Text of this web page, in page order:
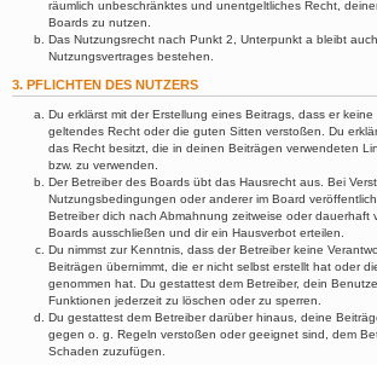
räumlich unbeschränktes und unentgeltliches Recht,
Boards zu nutzen.
Das Nutzungsrecht nach Punkt 2, Unterpunkt a bleibt
Nutzungsvertrages bestehen.
3. PFLICHTEN DES NUTZERS
Du erklärst mit der Erstellung eines Beitrags, dass er
geltendes Recht oder die guten Sitten verstoßen. Du
das Recht besitzt, die in deinen Beiträgen verwendeten
bzw. zu verwenden.
Der Betreiber des Boards übt das Hausrecht aus. Bei
Nutzungsbedingungen oder anderer im Board
Betreiber dich nach Abmahnung zeitweise oder dauerhaft
Boards ausschließen und dir ein Hausverbot erteilen.
Du nimmst zur Kenntnis, dass der Betreiber keine
Beiträgen übernimmt, die er nicht selbst erstellt hat oder
genommen hat. Du gestattest dem Betreiber, dein
Funktionen jederzeit zu löschen oder zu sperren.
Du gestattest dem Betreiber darüber hinaus, deine
gegen o. g. Regeln verstoßen oder geeignet sind, dem
Schaden zuzufügen.